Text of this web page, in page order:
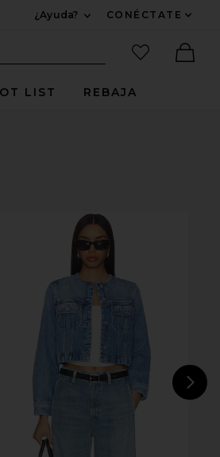
¿Ayuda?
CONÉCTATE
Sitio de búsqueda
artículos
LIST REBAJA